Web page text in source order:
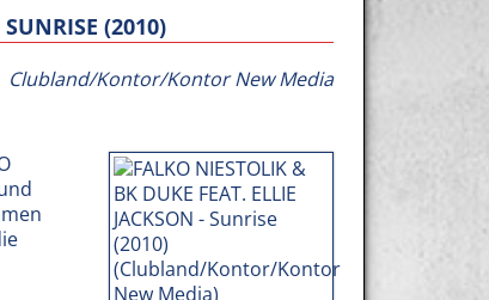
(2010)
Clubland/Kontor/Kontor New Media